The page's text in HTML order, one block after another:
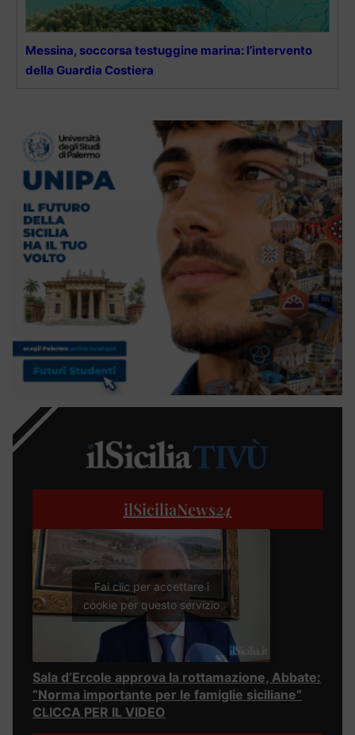
Messina, soccorsa testuggine marina: l’intervento
della Guardia Costiera
ilSiciliaNews24
Fai clic per accettare i
cookie per questo servizio
Sala d’Ercole approva la rottamazione, Abbate:
“Norma importante per le famiglie siciliane”
CLICCA PER IL VIDEO